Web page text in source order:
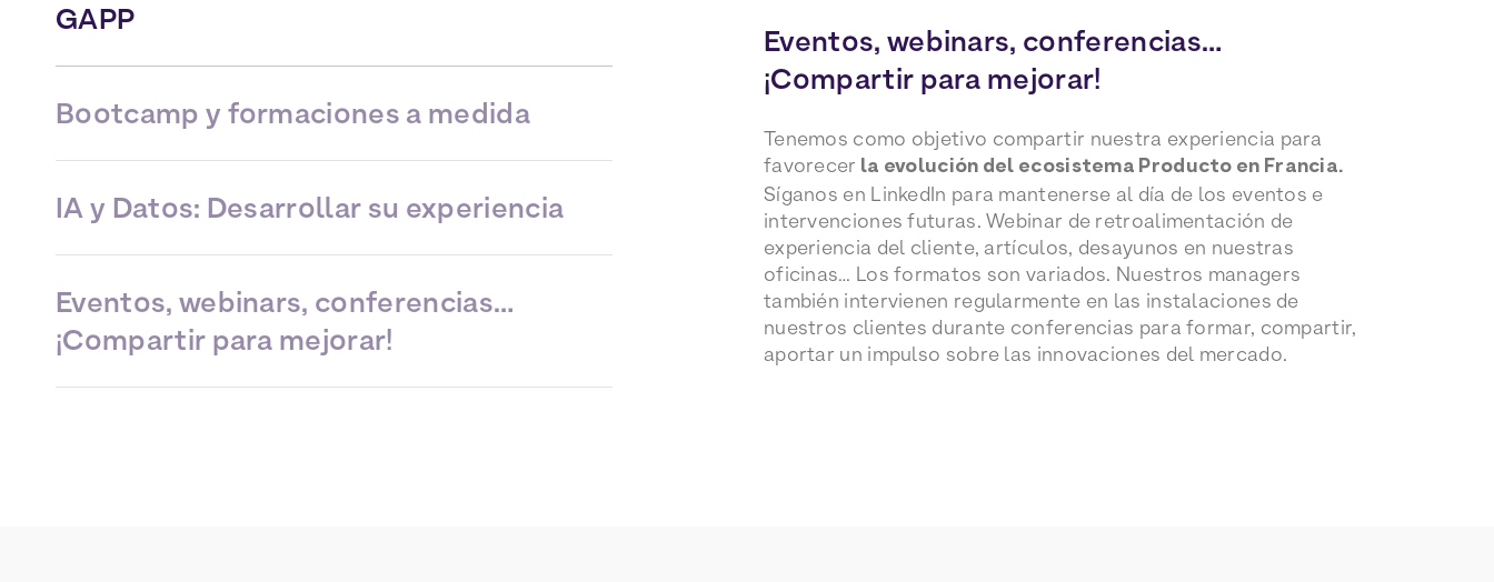
GAPP
Bootcamp y formaciones a medida
IA y Datos: Desarrollar su experiencia
Eventos, webinars, conferencias…
¡Compartir para mejorar!
Eventos, webinars, conferencias…
¡Compartir para mejorar!
Tenemos como objetivo compartir nuestra experiencia para
favorecer la evolución del ecosistema Producto en Francia.
Síganos en LinkedIn para mantenerse al día de los eventos e
intervenciones futuras. Webinar de retroalimentación de
experiencia del cliente, artículos, desayunos en nuestras
oficinas… Los formatos son variados. Nuestros managers
también intervienen regularmente en las instalaciones de
nuestros clientes durante conferencias para formar, compartir,
aportar un impulso sobre las innovaciones del mercado.